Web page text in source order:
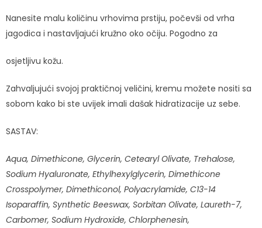
Nanesite malu količinu vrhovima prstiju, počevši od vrha
jagodica i nastavljajući kružno oko očiju. Pogodno za
osjetljivu kožu.
Zahvaljujući svojoj praktičnoj veličini, kremu možete nositi sa
sobom kako bi ste uvijek imali dašak hidratizacije uz sebe.
SASTAV:
Aqua, Dimethicone, Glycerin, Cetearyl Olivate, Trehalose,
Sodium Hyaluronate, Ethylhexylglycerin, Dimethicone
Crosspolymer, Dimethiconol, Polyacrylamide, C13-14
Isoparaffin, Synthetic Beeswax, Sorbitan Olivate, Laureth-7,
Carbomer, Sodium Hydroxide, Chlorphenesin,